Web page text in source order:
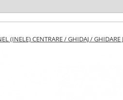
(INELE) CENTRARE / GHIDAJ /